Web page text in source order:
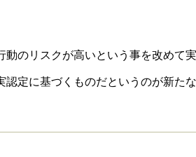
のリスクが高いという事を改めて実
定に基づくものだというのが新た